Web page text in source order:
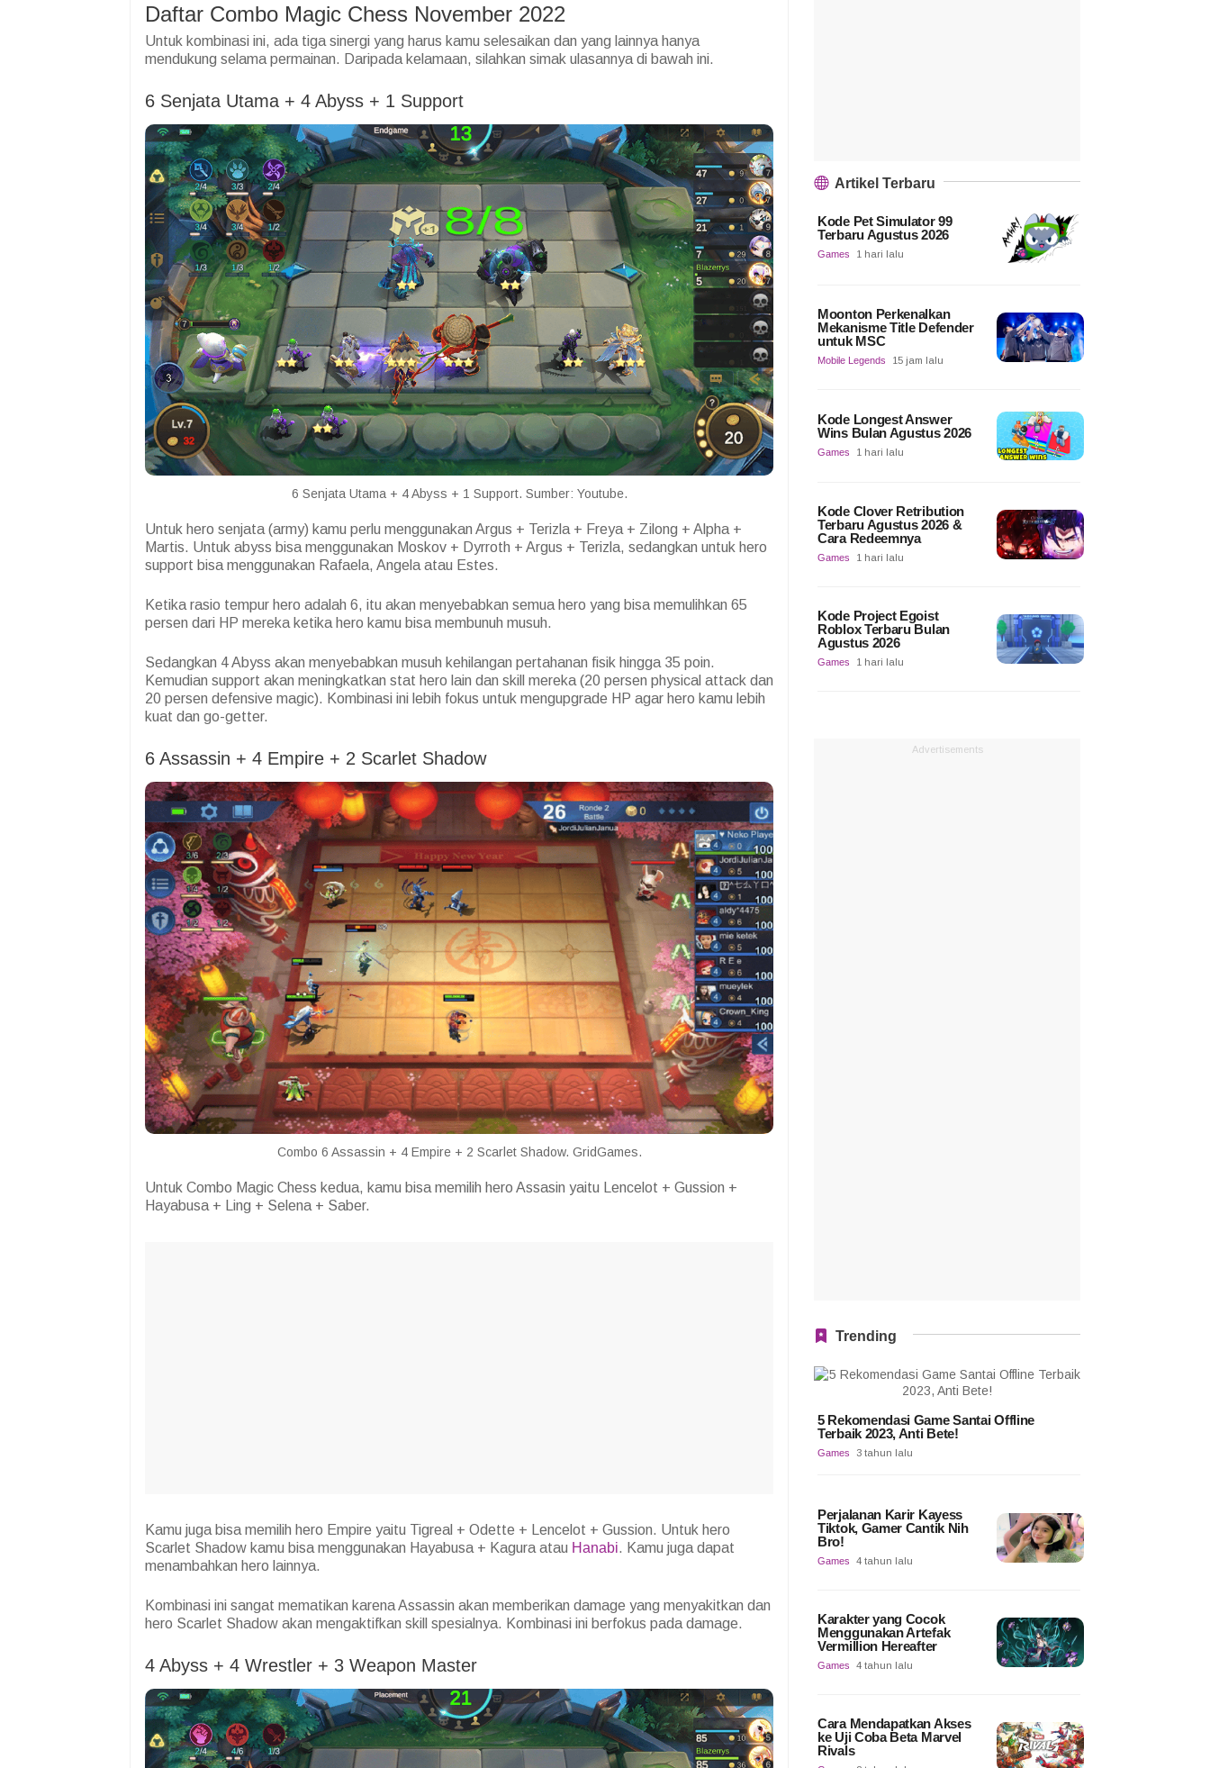
Daftar Combo Magic Chess November 2022
Untuk kombinasi ini, ada tiga sinergi yang harus kamu selesaikan dan yang lainnya hanya
mendukung selama permainan. Daripada kelamaan, silahkan simak ulasannya di bawah ini.
6 Senjata Utama + 4 Abyss + 1 Support
6 Senjata Utama + 4 Abyss + 1 Support. Sumber: Youtube.
Untuk hero senjata (army) kamu perlu menggunakan Argus + Terizla + Freya + Zilong + Alpha +
Martis. Untuk abyss bisa menggunakan Moskov + Dyrroth + Argus + Terizla, sedangkan untuk hero
support bisa menggunakan Rafaela, Angela atau Estes.
Ketika rasio tempur hero adalah 6, itu akan menyebabkan semua hero yang bisa memulihkan 65
persen dari HP mereka ketika hero kamu bisa membunuh musuh.
Sedangkan 4 Abyss akan menyebabkan musuh kehilangan pertahanan fisik hingga 35 poin.
Kemudian support akan meningkatkan stat hero lain dan skill mereka (20 persen physical attack dan
20 persen defensive magic). Kombinasi ini lebih fokus untuk mengupgrade HP agar hero kamu lebih
kuat dan go-getter.
6 Assassin + 4 Empire + 2 Scarlet Shadow
Combo 6 Assassin + 4 Empire + 2 Scarlet Shadow. GridGames.
Untuk Combo Magic Chess kedua, kamu bisa memilih hero Assasin yaitu Lencelot + Gussion +
Hayabusa + Ling + Selena + Saber.
Kamu juga bisa memilih hero Empire yaitu Tigreal + Odette + Lencelot + Gussion. Untuk hero
Scarlet Shadow kamu bisa menggunakan Hayabusa + Kagura atau Hanabi. Kamu juga dapat
menambahkan hero lainnya.
Kombinasi ini sangat mematikan karena Assassin akan memberikan damage yang menyakitkan dan
hero Scarlet Shadow akan mengaktifkan skill spesialnya. Kombinasi ini berfokus pada damage.
4 Abyss + 4 Wrestler + 3 Weapon Master
Artikel Terbaru
Kode Pet Simulator 99
Terbaru Agustus 2026
Games 1 hari lalu
Moonton Perkenalkan
Mekanisme Title Defender
untuk MSC
Mobile Legends 15 jam lalu
Kode Longest Answer
Wins Bulan Agustus 2026
Games 1 hari lalu
Kode Clover Retribution
Terbaru Agustus 2026 &
Cara Redeemnya
Games 1 hari lalu
Kode Project Egoist
Roblox Terbaru Bulan
Agustus 2026
Games 1 hari lalu
Advertisements
Trending
5 Rekomendasi Game Santai Offline
Terbaik 2023, Anti Bete!
Games 3 tahun lalu
Perjalanan Karir Kayess
Tiktok, Gamer Cantik Nih
Bro!
Games 4 tahun lalu
Karakter yang Cocok
Menggunakan Artefak
Vermillion Hereafter
Games 4 tahun lalu
Cara Mendapatkan Akses
ke Uji Coba Beta Marvel
Rivals